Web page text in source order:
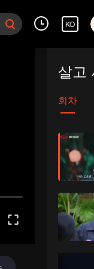
KO
살고
회차